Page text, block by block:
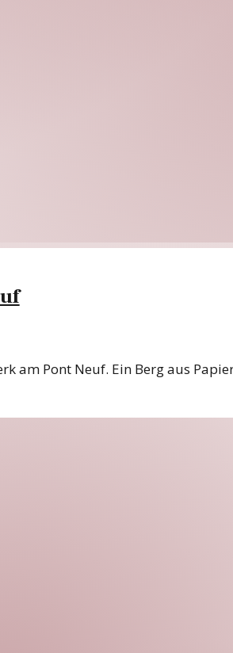
am Pont Neuf. Ein Berg aus